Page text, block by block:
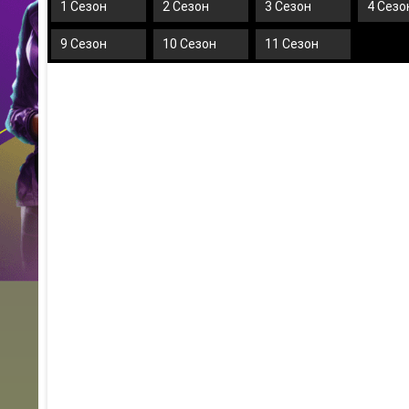
1 Сезон 2 Сезон 3 Сезон 4
9 Сезон 10 Сезон 11 Сезон